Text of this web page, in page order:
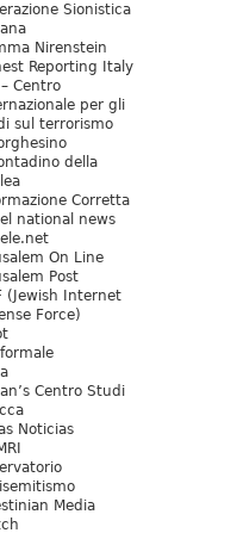
Sionistica
Nirenstein
Reporting Italy
– Centro
per gli
sul terrorismo
della
Corretta
national news
On Line
Post
(Jewish Internet
Force)
Centro Studi
Noticias
Media